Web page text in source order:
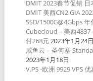
DMIT 2023春节促销
DMIT 美西CN2 GIA
SSD/1500G@4Gbps 年
Cubecloud – 美西4837
付268元2023年1月24日
咸鱼云 – 圣何塞
2023年1月18日
V.PS -欧洲 9929 VPS